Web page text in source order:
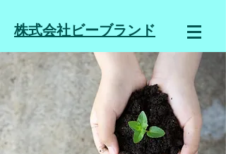
株式会社ビーブランド